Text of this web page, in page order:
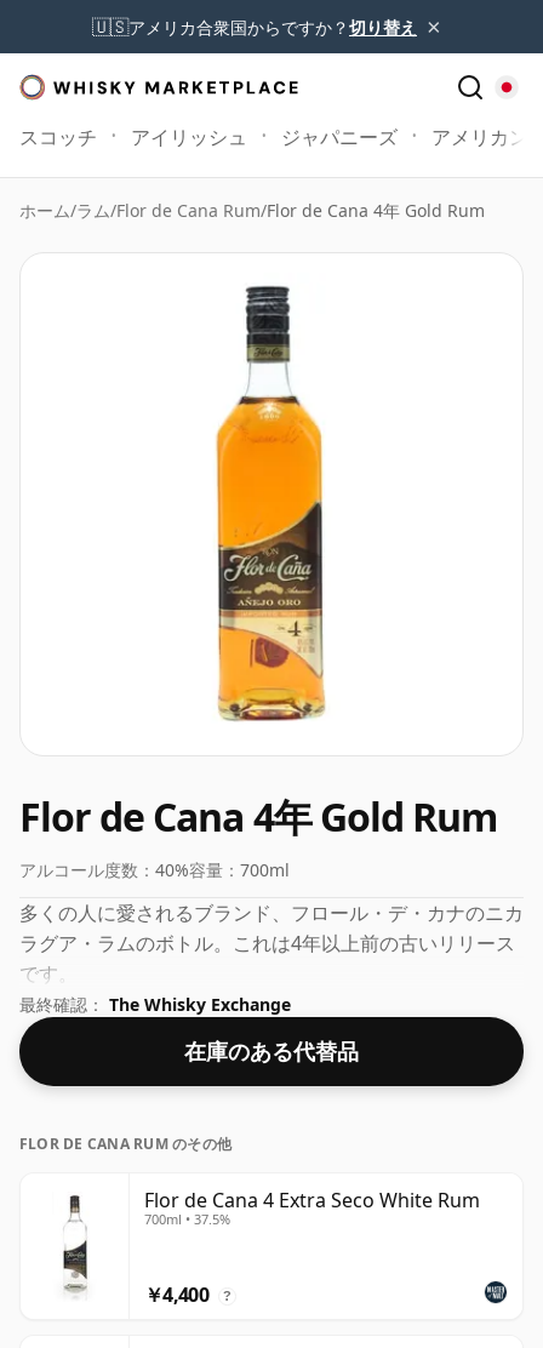
🇺🇸アメリカ合衆国からですか？切り替え ×
スコッチ アイリッシュ ジャパニーズ アメリカン
ホーム/ラム/Flor de Cana Rum/Flor de Cana 4年 Gold Rum
Flor de Cana 4年 Gold Rum
アルコール度数： 40%容量： 700ml
多くの人に愛されるブランド、フロール・デ・カナのニカ
ラグア・ラムのボトル。これは4年以上前の古いリリース
です。
最終確認： The Whisky Exchange
在庫のある代替品
FLOR DE CANA RUM のその他
Flor de Cana 4 Extra Seco White Rum
700ml • 37.5%
￥4,400 ?